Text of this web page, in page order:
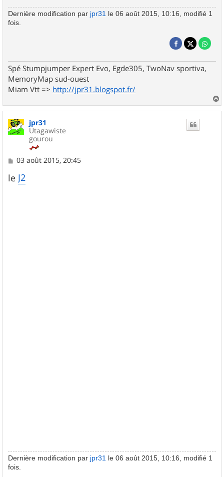
Dernière modification par jpr31 le 06 août 2015, 10:16, modifié 1
fois.
Spé Stumpjumper Expert Evo, Egde305, TwoNav sportiva,
MemoryMap sud-ouest
Miam Vtt => http://jpr31.blogspot.fr/
a
jpr31
Utagawiste
gourou
M
s
s
03 août 2015, 20:45
le J2
Dernière modification par jpr31 le 06 août 2015, 10:16, modifié 1
fois.